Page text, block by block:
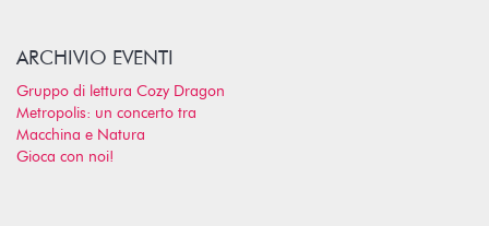
ARCHIVIO EVENTI
Gruppo di lettura Cozy Dragon
Metropolis: un concerto tra
Macchina e Natura
Gioca con noi!